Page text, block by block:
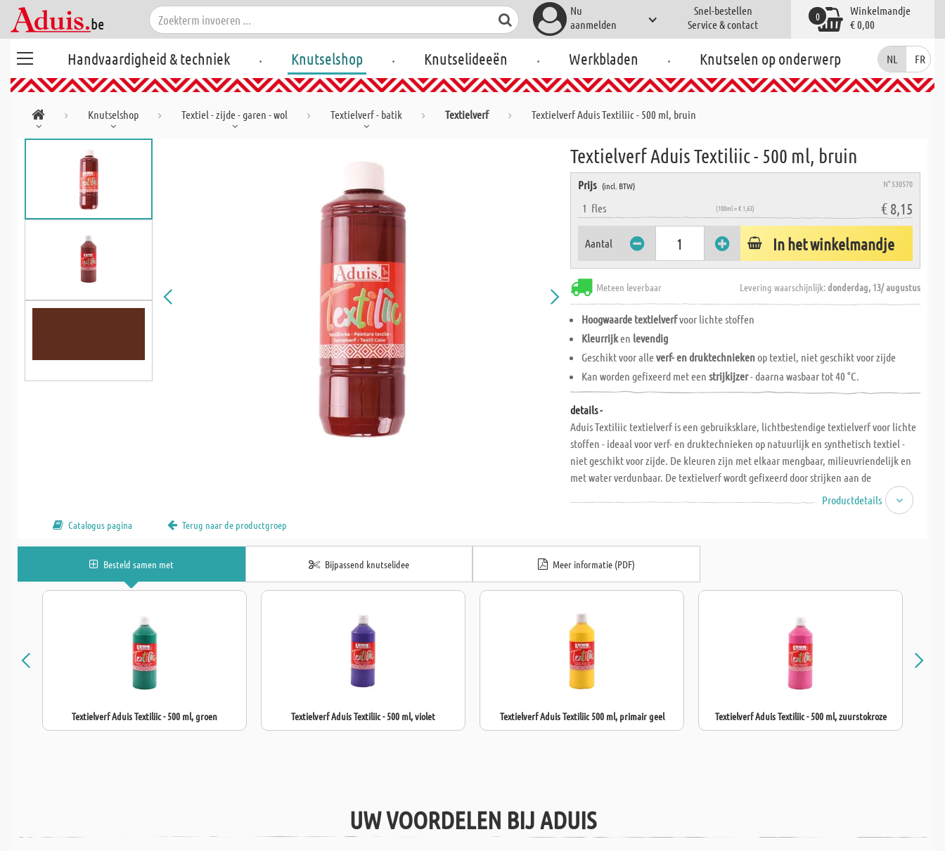
Nu
aanmelden
Snel-bestellen
Service & contact
Winkelmandje
€ 0,00
0
Handvaardigheid & techniek . Knutselshop . Knutselideeën . Werkbladen . Knutselen op onderwerp NL FR
Knutselshop Textiel - zijde - garen - wol Textielverf - batik Textielverf Textielverf Aduis Textiliic - 500 ml, bruin
Textielverf Aduis Textiliic - 500 ml, bruin
Prijs (incl. BTW) N° 530570
1 fles (100ml = € 1,63) € 8,15
Aantal In het winkelmandje
Meteen leverbaar Levering waarschijnlijk:donderdag, 13/ augustus
Hoogwaarde textielverfvoor lichte stoffen
Kleurrijken levendig
Geschikt voor alleverf- en druktechniekenop textiel, niet geschikt voor zijde
Kan worden gefixeerd met eenstrijkijzer- daarna wasbaar tot 40 °C.
details -
Aduis Textiliic textielverf is een gebruiksklare, lichtbestendige textielverf voor lichte
stoffen - ideaal voor verf- en druktechnieken op natuurlijk en synthetisch textiel -
niet geschikt voor zijde. De kleuren zijn met elkaar mengbaar, milieuvriendelijk en
met water verdunbaar. De textielverf wordt gefixeerd door strijken aan de
binnenkant/achterkant - ca. 5 min bij ongeveer 150 °C, daarna is de geverfde stof
binnenste buiten wasbaar tot 40 °C. Het textiel of de kleding voor gebruik wassen. De
spons en zijn ideaal voor sjabloneren of stempelen. Fles à 500 ml.
Productdetails
Catalogus pagina Terug naar de productgroep
Besteld samen met Bijpassend knutselidee Meer informatie (PDF)
Textielverf Aduis Textiliic - 500 ml, groen Textielverf Aduis Textiliic - 500 ml, violet Textielverf Aduis Textiliic 500 ml, primair geel Textielverf Aduis Textiliic - 500 ml, zuurstokroze
UW VOORDELEN BIJ ADUIS